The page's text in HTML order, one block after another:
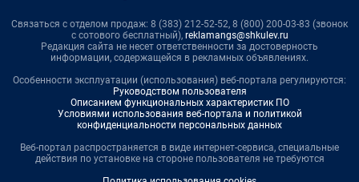
Связаться с отделом продаж: 8 (383) 212-52-52, 8 (800) 200-03-83 (звонок
с сотового бесплатный), reklamangs@shkulev.ru
Редакция сайта не несет ответственности за достоверность
информации, содержащейся в рекламных объявлениях.
Особенности эксплуатации (использования) веб-портала регулируются:
Руководством пользователя
Описанием функциональных характеристик ПО
Условиями использования веб-портала и политикой
конфиденциальности персональных данных
Веб-портал распространяется в виде интернет-сервиса, специальные
действия по установке на стороне пользователя не требуются